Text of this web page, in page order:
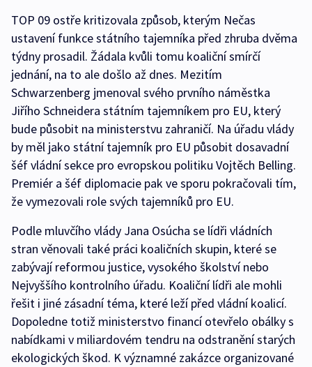
TOP 09 ostře kritizovala způsob, kterým Nečas
ustavení funkce státního tajemníka před zhruba dvěma
týdny prosadil. Žádala kvůli tomu koaliční smírčí
jednání, na to ale došlo až dnes. Mezitím
Schwarzenberg jmenoval svého prvního náměstka
Jiřího Schneidera státním tajemníkem pro EU, který
bude působit na ministerstvu zahraničí. Na úřadu vlády
by měl jako státní tajemník pro EU působit dosavadní
šéf vládní sekce pro evropskou politiku Vojtěch Belling.
Premiér a šéf diplomacie pak ve sporu pokračovali tím,
že vymezovali role svých tajemníků pro EU.
Podle mluvčího vlády Jana Osúcha se lídři vládních
stran věnovali také práci koaličních skupin, které se
zabývají reformou justice, vysokého školství nebo
Nejvyššího kontrolního úřadu. Koaliční lídři ale mohli
řešit i jiné zásadní téma, které leží před vládní koalicí.
Dopoledne totiž ministerstvo financí otevřelo obálky s
nabídkami v miliardovém tendru na odstranění starých
ekologických škod. K významné zakázce organizované